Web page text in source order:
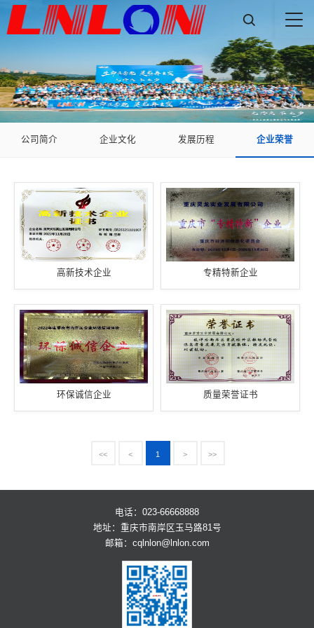

公司简介 企业文化 发展历程 企业荣誉
高新技术企业 专精特新企业
环保诚信企业 质量荣誉证书
<< < 1 > >>
电话：023-66668888
地址：重庆市南岸区玉马路81号
邮箱： cqlnlon@lnlon.com